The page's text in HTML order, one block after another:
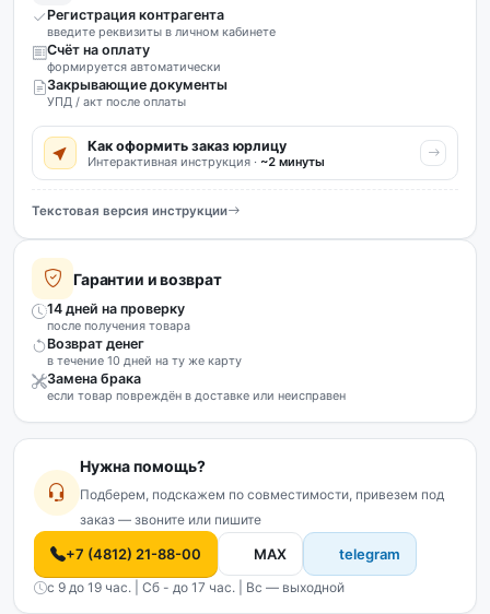
Регистрация контрагента
введите реквизиты в личном кабинете
Счёт на оплату
формируется автоматически
Закрывающие документы
УПД / акт после оплаты
Как оформить заказ юрлицу
Интерактивная инструкция · ~2 минуты
Текстовая версия инструкции
Гарантии и возврат
14 дней на проверку
после получения товара
Возврат денег
в течение 10 дней на ту же карту
Замена брака
если товар повреждён в доставке или неисправен
Нужна помощь?
Подберем, подскажем по совместимости, привезем под
заказ — звоните или пишите
+7 (4812) 21-88-00 MAX telegram
с 9 до 19 час. | Сб - до 17 час. | Вс — выходной